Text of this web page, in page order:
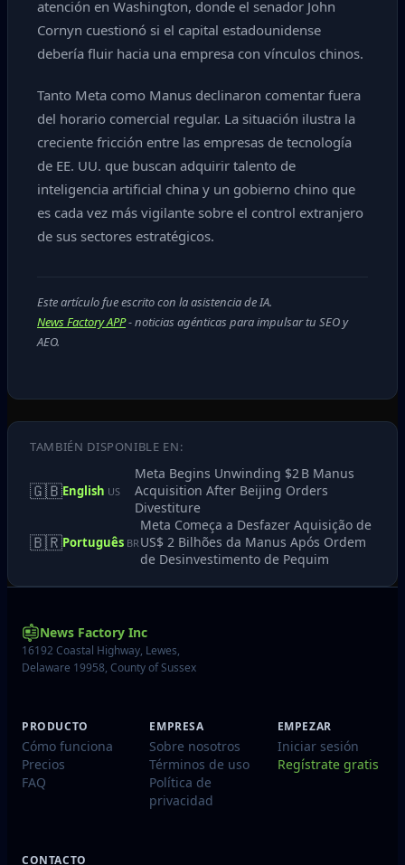
atención en Washington, donde el senador John
Cornyn cuestionó si el capital estadounidense
debería fluir hacia una empresa con vínculos chinos.
Tanto Meta como Manus declinaron comentar fuera
del horario comercial regular. La situación ilustra la
creciente fricción entre las empresas de tecnología
de EE. UU. que buscan adquirir talento de
inteligencia artificial china y un gobierno chino que
es cada vez más vigilante sobre el control extranjero
de sus sectores estratégicos.
Este artículo fue escrito con la asistencia de IA.
News Factory APP- noticias agénticas para impulsar tu SEO y
AEO.
TAMBIÉN DISPONIBLE EN:
🇬🇧English US
Meta Begins Unwinding $2 B Manus
Acquisition After Beijing Orders
Divestiture
🇧🇷Português BR
Meta Começa a Desfazer Aquisição de
US$ 2 Bilhões da Manus Após Ordem
de Desinvestimento de Pequim
News Factory Inc
16192 Coastal Highway, Lewes,
Delaware 19958, County of Sussex
PRODUCTO
Cómo funciona
Precios
FAQ
EMPRESA
Sobre nosotros
Términos de uso
Política de
privacidad
EMPEZAR
Iniciar sesión
Regístrate gratis
CONTACTO